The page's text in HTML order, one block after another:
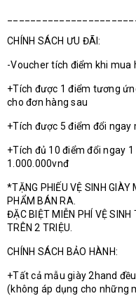
CHÍNH SÁCH ƯU ĐÃI:
-Voucher tích điểm khi mua
+Tích được 1 điểm tương
cho đơn hàng sau
+Tích được 5 điểm đổi ngay
+Tích đủ 10 điểm đổi ngay
1.000.000vnđ
*TẶNG PHIẾU VỆ SINH GIÀY
PHẨM BÁN RA.
ĐẶC BIỆT MIỄN PHÍ VỆ SINH
TRÊN 2 TRIỆU.
CHÍNH SÁCH BẢO HÀNH:
+Tất cả mẫu giày 2hand
(không áp dụng cho những